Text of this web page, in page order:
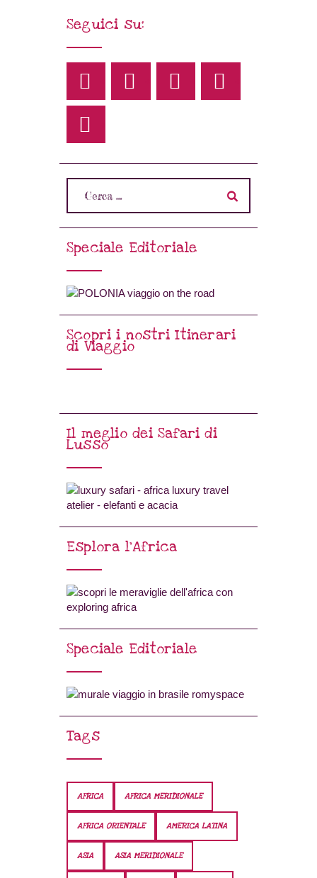
Seguici su:
Speciale Editoriale
Scopri i nostri Itinerari
di Viaggio
Il meglio dei Safari di
Lusso
Esplora l’Africa
Speciale Editoriale
Tags
AFRICA AFRICA MERIDIONALE
AFRICA ORIENTALE AMERICA LATINA
ASIA ASIA MERIDIONALE